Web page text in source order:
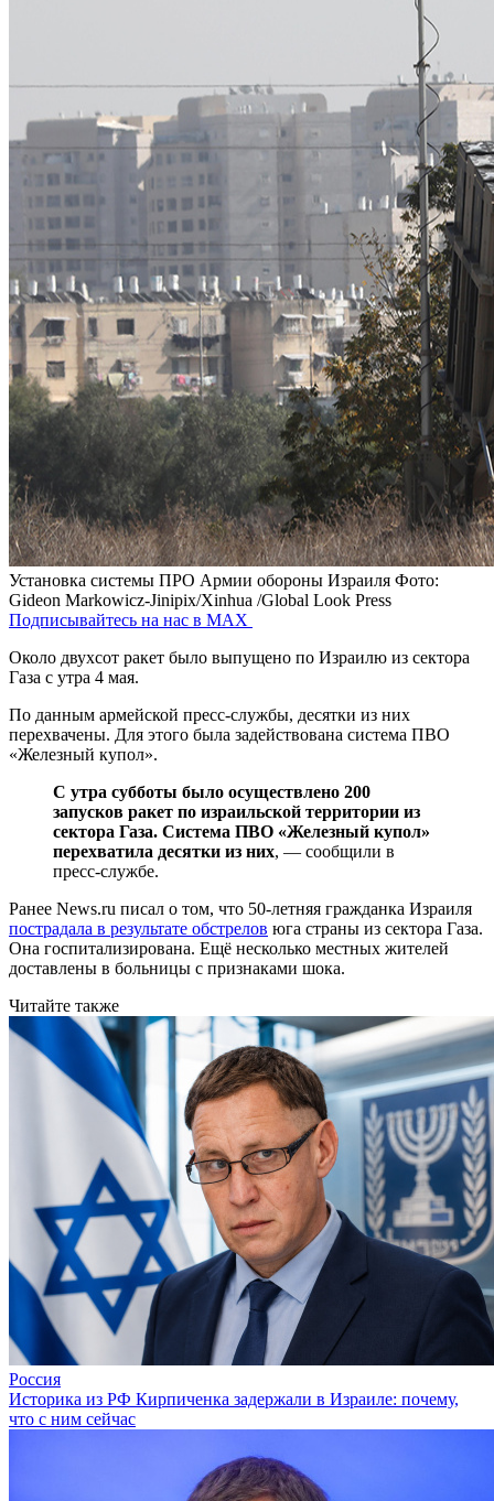
Установка системы ПРО Армии обороны Израиля Фото:
Gideon Markowicz-Jinipix/Xinhua /Global Look Press
Подписывайтесь на нас в MAX
Около двухсот ракет было выпущено по Израилю из сектора
Газа с утра 4 мая.
По данным армейской пресс-службы, десятки из них
перехвачены. Для этого была задействована система ПВО
«Железный купол».
С утра субботы было осуществлено 200
запусков ракет по израильской территории из
сектора Газа. Система ПВО «Железный купол»
перехватила десятки из них, — сообщили в
пресс-службе.
Ранее News.ru писал о том, что 50-летняя гражданка Израиля
пострадала в результате обстрелов юга страны из сектора Газа.
Она госпитализирована. Ещё несколько местных жителей
доставлены в больницы с признаками шока.
Читайте также
Россия
Историка из РФ Кирпиченка задержали в Израиле: почему,
что с ним сейчас